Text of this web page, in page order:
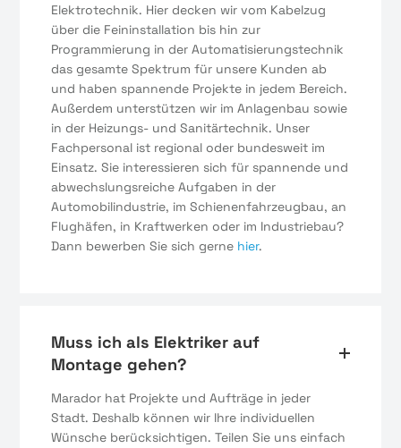
Elektrotechnik. Hier decken wir vom Kabelzug
über die Feininstallation bis hin zur
Programmierung in der Automatisierungstechnik
das gesamte Spektrum für unsere Kunden ab
und haben spannende Projekte in jedem Bereich.
Außerdem unterstützen wir im Anlagenbau sowie
in der Heizungs- und Sanitärtechnik. Unser
Fachpersonal ist regional oder bundesweit im
Einsatz. Sie interessieren sich für spannende und
abwechslungsreiche Aufgaben in der
Automobilindustrie, im Schienenfahrzeugbau, an
Flughäfen, in Kraftwerken oder im Industriebau?
Dann bewerben Sie sich gerne hier.
Muss ich als Elektriker auf
Montage gehen?
Marador hat Projekte und Aufträge in jeder
Stadt. Deshalb können wir Ihre individuellen
Wünsche berücksichtigen. Teilen Sie uns einfach